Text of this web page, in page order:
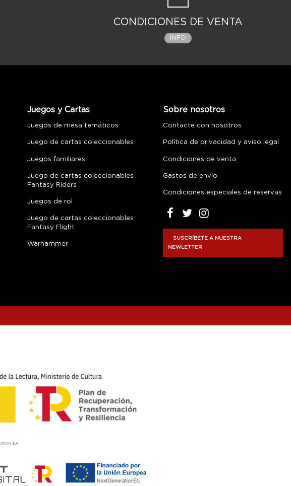
CONDICIONES DE VENTA
INFO
Juegos y Cartas
Juegos de mesa temáticos
Juego de cartas coleccionables
Juegos familiares
Juego de cartas coleccionables
Fantasy Riders
Juegos de rol
Juego de cartas coleccionables
Fantasy Flight
Warhammer
Sobre nosotros
Contacte con nosotros
Política de privacidad y aviso legal
Condiciones de venta
Gastos de envío
Condiciones especiales de reservas
SUSCRÍBETE A NUESTRA
NEWLETTER